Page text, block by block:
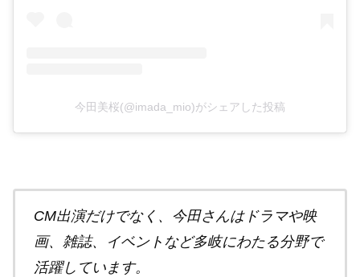
今田美桜(@imada_mio)がシェアした投稿
CM出演だけでなく、今田さんはドラマや映
画、雑誌、イベントなど多岐にわたる分野で
活躍しています。